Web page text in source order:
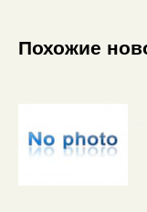
Похожие